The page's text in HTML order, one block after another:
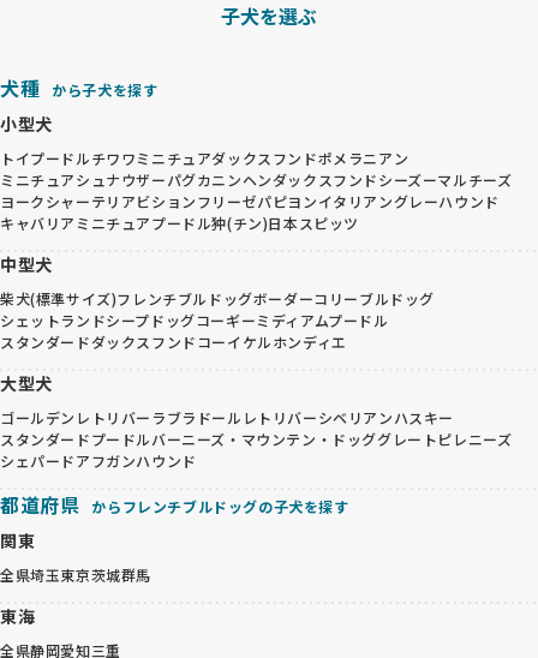
子犬を選ぶ
犬種 から子犬を探す
小型犬
トイプードルチワワミニチュアダックスフンドポメラニアン
ミニチュアシュナウザーパグカニンヘンダックスフンドシーズーマルチーズ
ヨークシャーテリアビションフリーゼパピヨンイタリアングレーハウンド
キャバリア ミニチュアプードル狆(チン)日本スピッツ
中型犬
柴犬(標準サイズ)フレンチブルドッグボーダーコリーブルドッグ
シェットランドシープドッグコーギーミディアムプードル
スタンダードダックスフンドコーイケルホンディエ
大型犬
ゴールデンレトリバー ラブラドールレトリバーシベリアンハスキー
スタンダードプードルバーニーズ・マウンテン・ドッググレートピレニーズ
シェパードアフガンハウンド
都道府県 からフレンチブルドッグの子犬を探す
関東
全県埼玉東京茨城群馬
東海
全県静岡愛知三重